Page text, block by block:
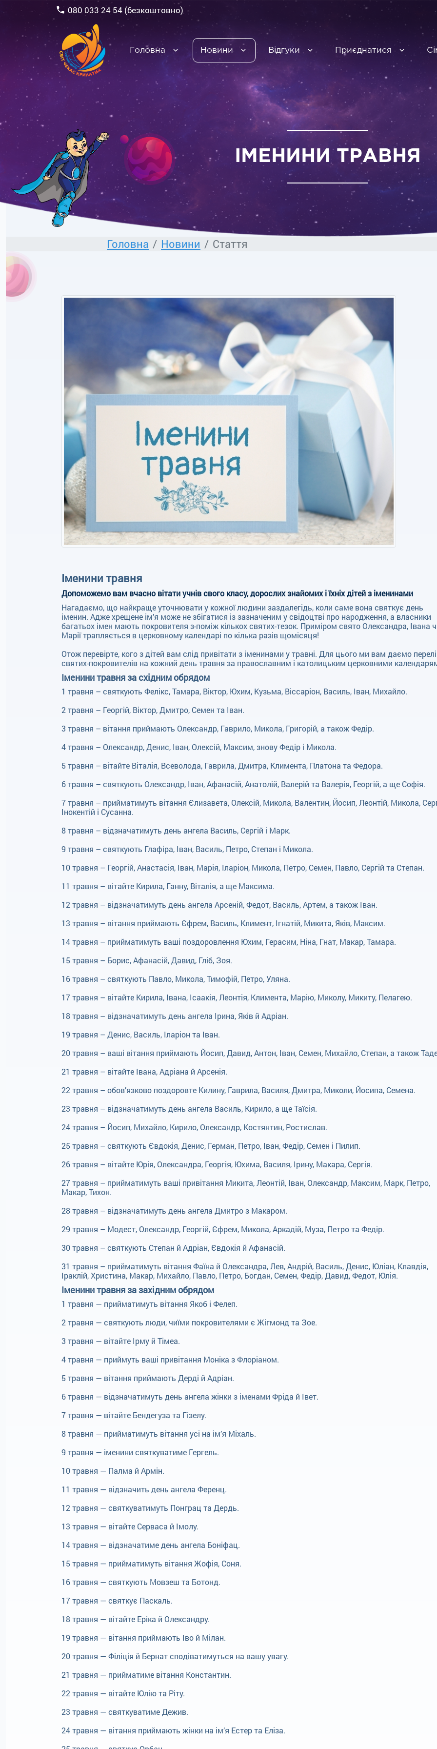
080 033 24 54 (безкоштовно)
Головна Новини Відгуки Приєднатися
ІМЕНИНИ ТРАВНЯ
Головна Новини Стаття
Іменини травня
Допоможемо вам вчасно вітати учнів свого класу, дорослих знайомих і їхніх дітей з іменинами
Нагадаємо, що найкраще уточнювати у кожної людини заздалегідь, коли саме вона святкує день
іменин. Адже хрещене ім’я може не збігатися із зазначеним у свідоцтві про народження, а власники
багатьох імен мають покровителя з-поміж кількох святих-тезок. Приміром свято Олександра, Івана
Марії трапляється в церковному календарі по кілька разів щомісяця!
Отож перевірте, кого з дітей вам слід привітати з іменинами у травні. Для цього ми вам даємо
святих-покровителів на кожний день травня за православним і католицьким церковними
Іменини травня за східним обрядом
1 травня – святкують Фелікс, Тамара, Віктор, Юхим, Кузьма, Віссаріон, Василь, Іван, Михайло.
2 травня – Георгій, Віктор, Дмитро, Семен та Іван.
3 травня – вітання приймають Олександр, Гаврило, Микола, Григорій, а також Федір.
4 травня – Олександр, Денис, Іван, Олексій, Максим, знову Федір і Микола.
5 травня – вітайте Віталія, Всеволода, Гаврила, Дмитра, Климента, Платона та Федора.
6 травня – святкують Олександр, Іван, Афанасій, Анатолій, Валерій та Валерія, Георгій, а ще Софія.
7 травня – прийматимуть вітання Єлизавета, Олексій, Микола, Валентин, Йосип, Леонтій, Микола,
Інокентій і Сусанна.
8 травня – відзначатимуть день ангела Василь, Сергій і Марк.
9 травня – святкують Глафіра, Іван, Василь, Петро, Степан і Микола.
10 травня – Георгій, Анастасія, Іван, Марія, Іларіон, Микола, Петро, Семен, Павло, Сергій та Степан.
11 травня – вітайте Кирила, Ганну, Віталія, а ще Максима.
12 травня – відзначатимуть день ангела Арсеній, Федот, Василь, Артем, а також Іван.
13 травня – вітання приймають Єфрем, Василь, Климент, Ігнатій, Микита, Яків, Максим.
14 травня – прийматимуть ваші поздоровлення Юхим, Герасим, Ніна, Гнат, Макар, Тамара.
15 травня – Борис, Афанасій, Давид, Гліб, Зоя.
16 травня – святкують Павло, Микола, Тимофій, Петро, Уляна.
17 травня – вітайте Кирила, Івана, Ісаакія, Леонтія, Климента, Марію, Миколу, Микиту, Пелагею.
18 травня – відзначатимуть день ангела Ірина, Яків й Адріан.
19 травня – Денис, Василь, Іларіон та Іван.
20 травня – ваші вітання приймають Йосип, Давид, Антон, Іван, Семен, Михайло, Степан, а також
21 травня – вітайте Івана, Адріана й Арсенія.
22 травня – обов’язково поздоровте Килину, Гаврила, Василя, Дмитра, Миколи, Йосипа, Семена.
23 травня – відзначатимуть день ангела Василь, Кирило, а ще Таїсія.
24 травня – Йосип, Михайло, Кирило, Олександр, Костянтин, Ростислав.
25 травня – святкують Євдокія, Денис, Герман, Петро, Іван, Федір, Семен і Пилип.
26 травня – вітайте Юрія, Олександра, Георгія, Юхима, Василя, Ірину, Макара, Сергія.
27 травня – прийматимуть ваші привітання Микита, Леонтій, Іван, Олександр, Максим, Марк, Петро,
Макар, Тихон.
28 травня – відзначатимуть день ангела Дмитро з Макаром.
29 травня – Модест, Олександр, Георгій, Єфрем, Микола, Аркадій, Муза, Петро та Федір.
30 травня – святкують Степан й Адріан, Євдокія й Афанасій.
31 травня – прийматимуть вітання Фаїна й Олександра, Лев, Андрій, Василь, Денис, Юліан, Клавдія,
Іраклій, Христина, Макар, Михайло, Павло, Петро, Богдан, Семен, Федір, Давид, Федот, Юлія.
Іменини травня за західним обрядом
1 травня — прийматимуть вітання Якоб і Фелеп.
2 травня — святкують люди, чиїми покровителями є Жігмонд та Зое.
3 травня — вітайте Ірму й Тімеа.
4 травня — приймуть ваші привітання Моніка з Флоріаном.
5 травня — вітання приймають Дерді й Адріан.
6 травня — відзначатимуть день ангела жінки з іменами Фріда й Івет.
7 травня — вітайте Бендегуза та Гізелу.
8 травня — прийматимуть вітання усі на ім’я Міхаль.
9 травня — іменини святкуватиме Гергель.
10 травня — Палма й Армін.
11 травня — відзначить день ангела Ференц.
12 травня — святкуватимуть Понграц та Дердь.
13 травня — вітайте Серваса й Імолу.
14 травня — відзначатиме день ангела Боніфац.
15 травня — прийматимуть вітання Жофія, Соня.
16 травня — святкують Мовзеш та Ботонд.
17 травня — святкує Паскаль.
18 травня — вітайте Еріка й Олександру.
19 травня — вітання приймають Іво й Мілан.
20 травня — Філіція й Бернат сподіватимуться на вашу увагу.
21 травня — прийматиме вітання Константин.
22 травня — вітайте Юлію та Ріту.
23 травня — святкуватиме Дежив.
24 травня — вітання приймають жінки на ім’я Естер та Еліза.